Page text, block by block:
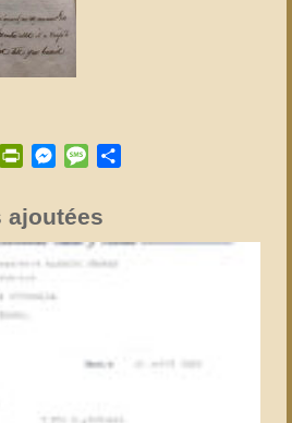
Outlook.com
PrintFriendly
Messenger
Message
ajoutées